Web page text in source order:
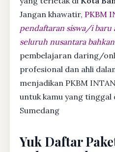
Jangan khawatir, PKBM
pendaftaran siswa/i baru
seluruh nusantara
pembelajaran daring/
profesional dan ahli
menjadikan PKBM
untuk kamu yang tinggal
Sumedang
Yuk Daftar